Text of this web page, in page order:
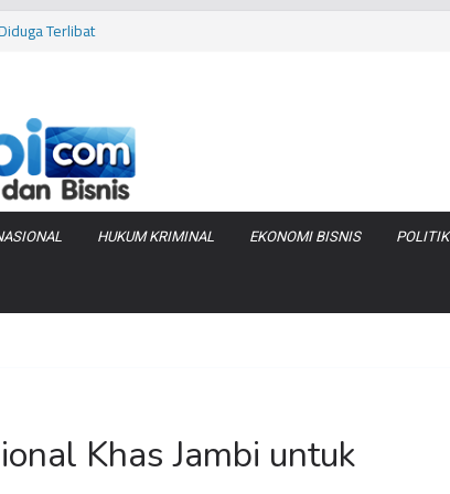
Jadi Rp
HUKUM KRIMINAL EKONOMI BISNIS POLITIK
Khas Jambi untuk